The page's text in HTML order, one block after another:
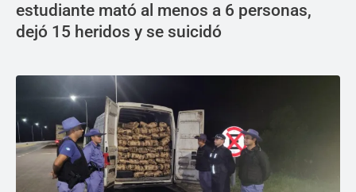
estudiante mató al menos a 6 personas,
dejó 15 heridos y se suicidó